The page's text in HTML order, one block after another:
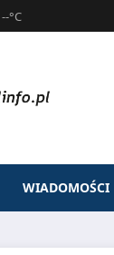
--°C
WIADOMOŚCI